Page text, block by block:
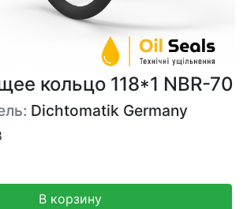
кольцо 118*1 NBR-70
Dichtomatik Germany
В корзину